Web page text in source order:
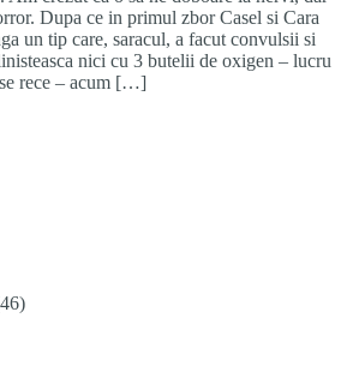
Dupa ce in primul zbor Casel si Cara
un tip care, saracul, a facut convulsii si
nici cu 3 butelii de oxigen – lucru
rece – acum […]